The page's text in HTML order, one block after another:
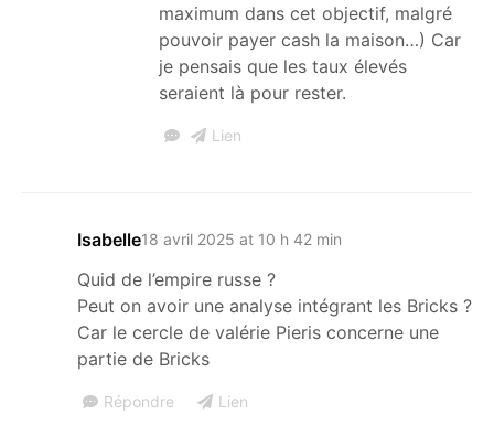
maximum dans cet objectif, malgré
pouvoir payer cash la maison…) Car
je pensais que les taux élevés
seraient là pour rester.
Lien
Isabelle18 avril 2025 at 10 h 42 min
Quid de l’empire russe ?
Peut on avoir une analyse intégrant les Bricks ?
Car le cercle de valérie Pieris concerne une
partie de Bricks
Répondre Lien